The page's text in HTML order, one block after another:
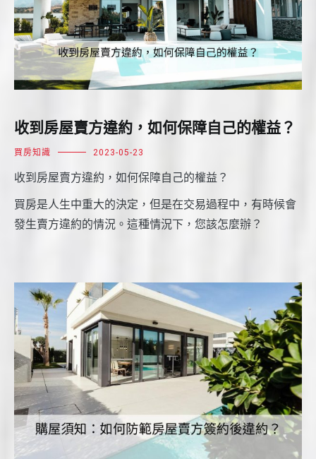
收到房屋賣方違約，如何保障自己的權益？
買房知識 2023-05-23
收到房屋賣方違約，如何保障自己的權益？
買房是人生中重大的決定，但是在交易過程中，有時候會
發生賣方違約的情況。這種情況下，您該怎麼辦？